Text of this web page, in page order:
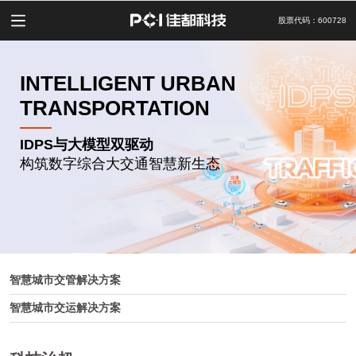
股票代码：600728
INTELLIGENT URBAN
TRANSPORTATION
IDPS与大模型双驱动
构筑数字综合大交通智慧新生态
智慧城市交管解决方案
智慧城市交运解决方案